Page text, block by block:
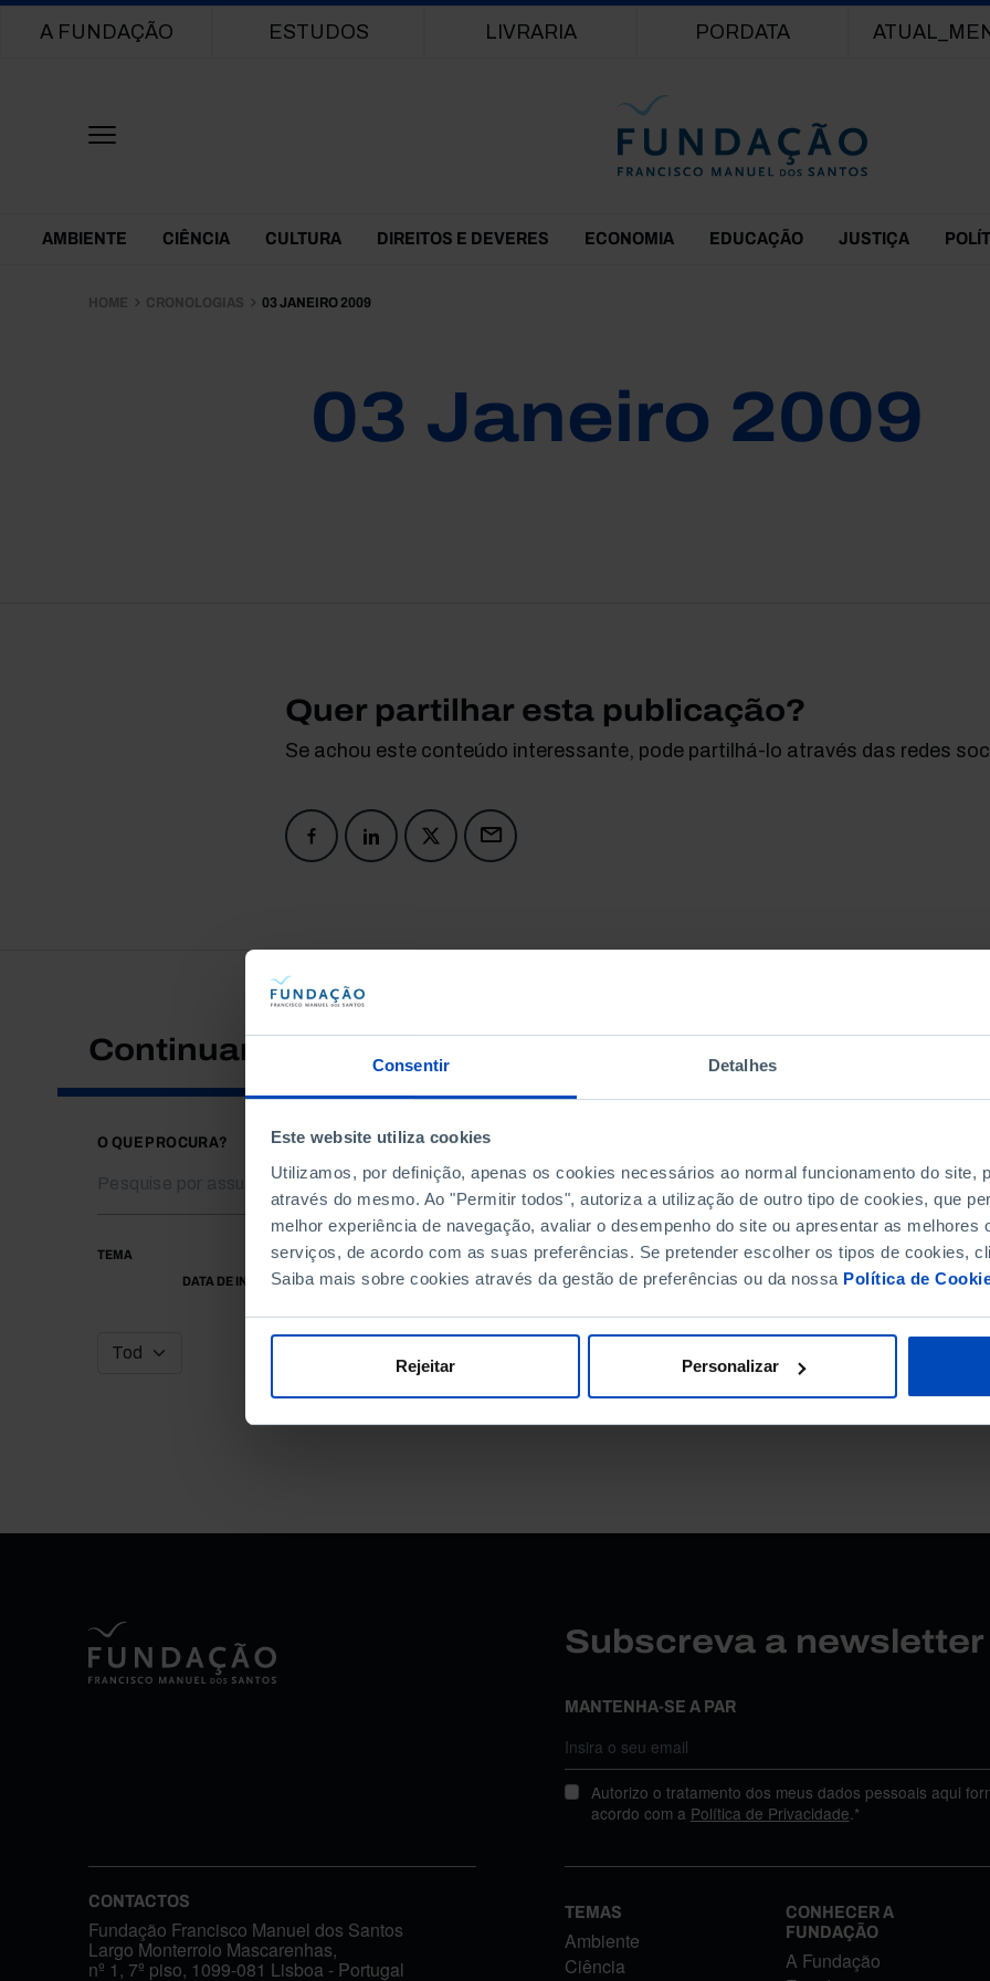
Consentir Detalhes
Este website utiliza cookies
Utilizamos, por definição, apenas os cookies necessários ao normal funcionamento do site,
através do mesmo. Ao "Permitir todos", autoriza a utilização de outro tipo de cookies, que
melhor experiência de navegação, avaliar o desempenho do site ou apresentar as melhores
serviços, de acordo com as suas preferências. Se pretender escolher os tipos de cookies,
Saiba mais sobre cookies através da gestão de preferências ou da nossa Política de
Rejeitar Personalizar
Main navigation
A FUNDAÇÃO ESTUDOS LIVRARIA PORDATA
Themes Menu
AMBIENTE CIÊNCIA CULTURA DIREITOS E DEVERES ECONOMIA EDUCAÇÃO JUSTIÇA
HOME CRONOLOGIAS 03 JANEIRO 2009
03 Janeiro 2009
Quer partilhar esta publicação?
Se achou este conteúdo interessante, pode partilhá-lo através das redes
Continuar a pesquisar
O QUE PROCURA?
TEMA
DATA DE INÍCIO
DATA DE FIM
Subscreva a
MANTENHA-SE A PAR
Autorizo o tratamento dos meus dados pessoais aqui
acordo com a Política de Privacidade.*
CONTACTOS
Fundação Francisco Manuel dos Santos
Largo Monterroio Mascarenhas,
nº 1, 7º piso, 1099-081 Lisboa - Portugal
TEMAS
Ambiente
Ciência
CONHECER A
FUNDAÇÃO
A Fundação